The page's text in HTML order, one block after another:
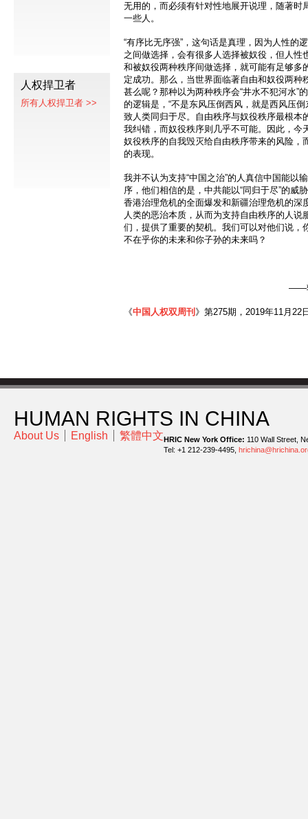
人权捍卫者
所有人权捍卫者 >>
无用的，而必须有针对性地展开说理，随著时
一些人。
“有序比无序强”，这句话是真理，因为人性的
之间做选择，会有很多人选择被奴役，但人性
和被奴役两种秩序间做选择，就可能有足够多
定成功。那么，当世界面临著自由和奴役两种
甚么呢？那种以为两种秩序会“井水不犯河水”
的逻辑是，“不是东风压倒西风，就是西风压
致人类同归于尽。自由秩序与奴役秩序最根本
我纠错，而奴役秩序则几乎不可能。因此，今
奴役秩序的自我毁灭给自由秩序带来的风险，
的表现。
我并不认为支持“中国之治”的人真信中国能以
序，他们相信的是，中共能以“同归于尽”的威
香港治理危机的全面爆发和新疆治理危机的深
人类的恶治本质，从而为支持自由秩序的人说
们，提供了重要的契机。我们可以对他们说，
不在乎你的未来和你子孙的未来吗？
——
《中国人权双周刊 》第275期，2019年11月22
HUMAN RIGHTS IN CHINA
About Us English 繁體中文HRIC New York Office: 110 Wall Street,
Tel: +1 212-239-4495,